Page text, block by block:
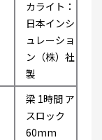
カライト：
日本インシ
ュレーショ
ン（株）社
製
梁 1時間 ア
スロック
60mm